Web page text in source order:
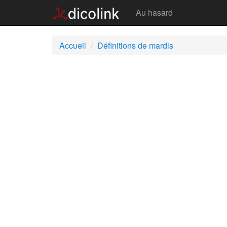
Au hasard
Accueil Définitions de mardis
Mardis